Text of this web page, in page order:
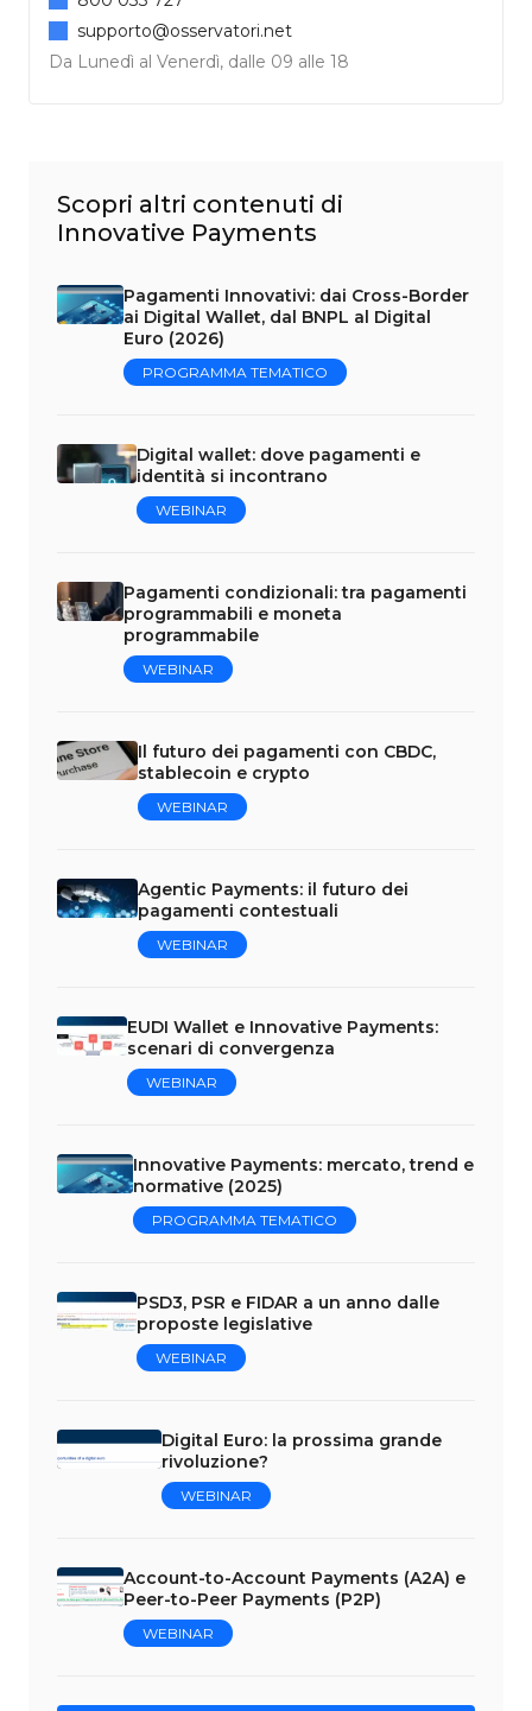
Da Lunedì al Venerdì, dalle 09 alle 18
supporto@osservatori.net
Scopri altri contenuti di
Innovative Payments
Pagamenti Innovativi: dai Cross-Border
ai Digital Wallet, dal BNPL al Digital
Euro (2026)
PROGRAMMA TEMATICO
Digital wallet: dove pagamenti e
identità si incontrano
WEBINAR
Pagamenti condizionali: tra pagamenti
programmabili e moneta
programmabile
WEBINAR
Il futuro dei pagamenti con CBDC,
stablecoin e crypto
WEBINAR
Agentic Payments: il futuro dei
pagamenti contestuali
WEBINAR
EUDI Wallet e Innovative Payments:
scenari di convergenza
WEBINAR
Innovative Payments: mercato, trend e
normative (2025)
PROGRAMMA TEMATICO
PSD3, PSR e FIDAR a un anno dalle
proposte legislative
WEBINAR
Digital Euro: la prossima grande
rivoluzione?
WEBINAR
Account-to-Account Payments (A2A) e
Peer-to-Peer Payments (P2P)
WEBINAR